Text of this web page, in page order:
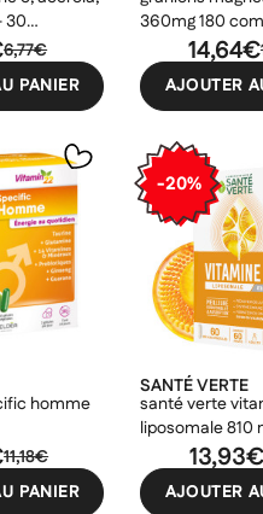
30
6,77€
PANIER
360mg 180
14,64€
AJOUTER
homme
11,18€
PANIER
-20%
SANTÉ VERTE
santé verte
liposomale 810
gélules
AJOUTER
à ma liste d'envies
une nouvelle liste
une liste d'envies
la liste d'envies
Créer une liste d'envies
être connecté pour ajouter
Connexion